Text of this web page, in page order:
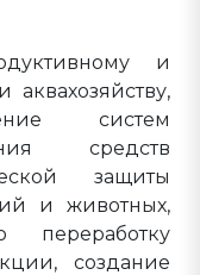
и
систем
средств
защиты
и животных,
создание